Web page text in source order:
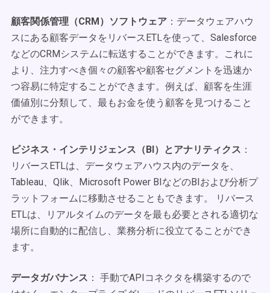
顧客関係管理（CRM）ソフトウェア ：データウェアハウ
スにある顧客データをリバースETLを使って、Salesforce
などのCRMシステムに転送することができます。これに
より、注力すべき個々の顧客や顧客セグメントを迅速か
つ容易に特定することができます。例えば、顧客を生涯
価値別に分類して、最もお金を使う顧客を見つけること
ができます。
ビジネス・インテリジェンス（BI）とアナリティクス ：
リバースETLは、データウェアハウス内のデータを、
Tableau、Qlik、Microsoft Power BIなどのBIおよび分析プ
ラットフォームに移動させることもできます。 リバース
ETLは、リアルタイムのデータを最も必要とされる適切な
場所に自動的に配信し、業務分析に役立てることができ
ます。
データガバナンス ： 手動でAPIコネクタを構築するので